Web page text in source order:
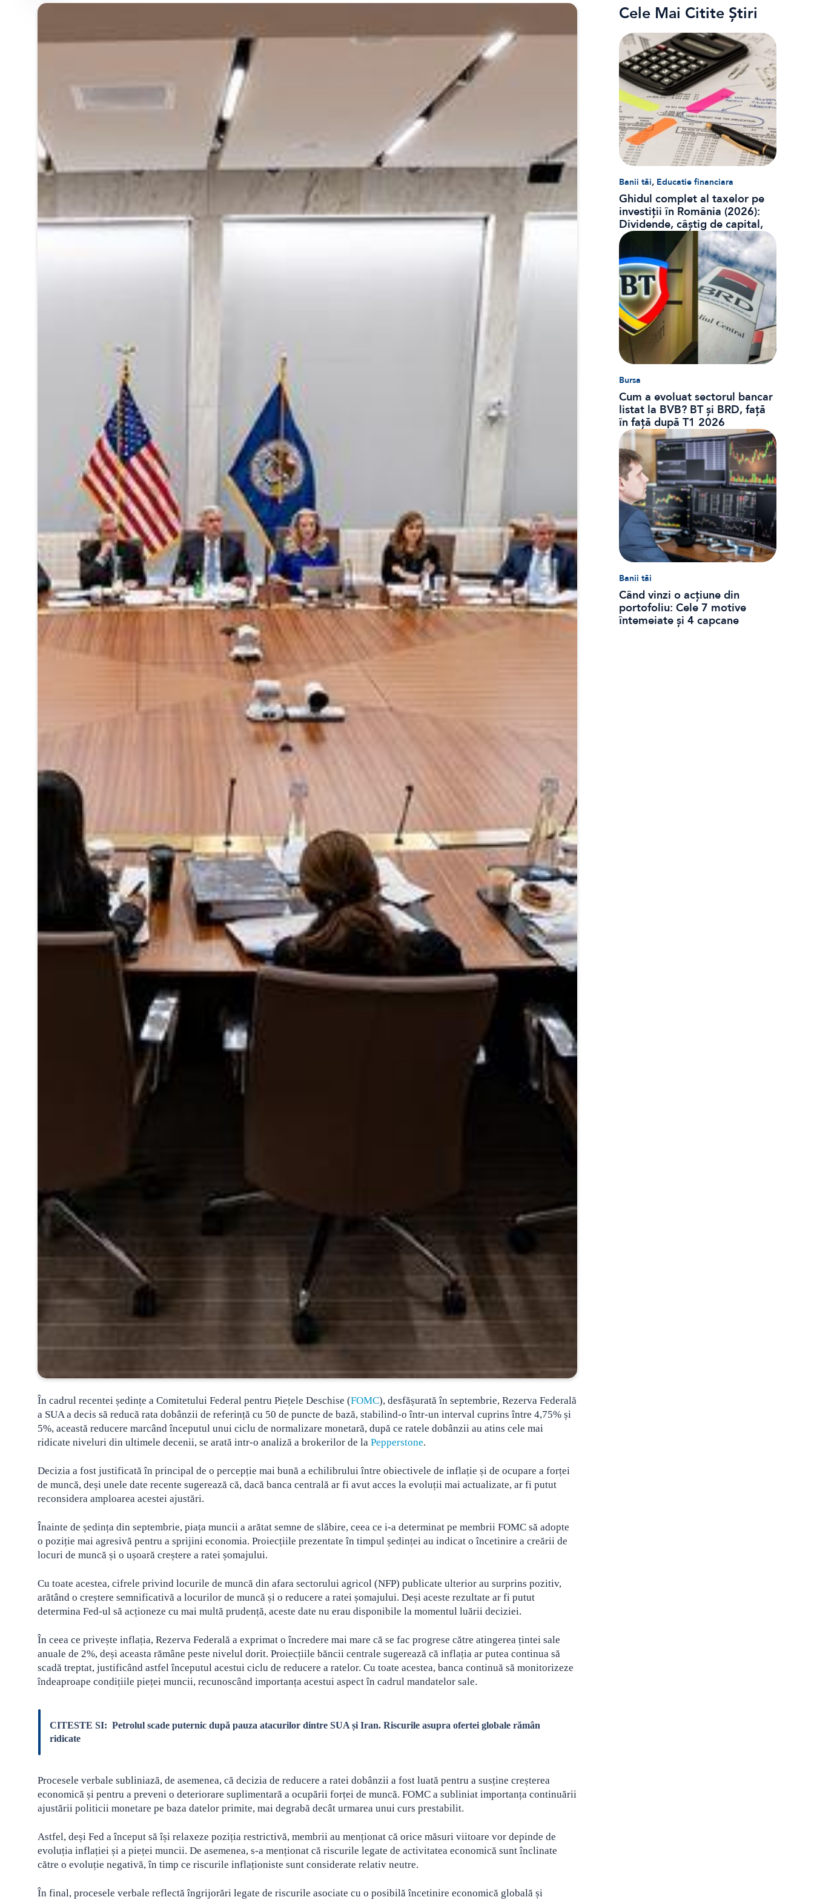
În cadrul recentei ședințe a Comitetului Federal pentru Piețele Deschise (FOMC), desfășurată în septembrie, Rezerva Federală
a SUA a decis să reducă rata dobânzii de referință cu 50 de puncte de bază, stabilind-o într-un interval cuprins între 4,75% și
5%, această reducere marcând începutul unui ciclu de normalizare monetară, după ce ratele dobânzii au atins cele mai
ridicate niveluri din ultimele decenii, se arată intr-o analiză a brokerilor de la Pepperstone.
Decizia a fost justificată în principal de o percepție mai bună a echilibrului între obiectivele de inflație și de ocupare a forței
de muncă, deși unele date recente sugerează că, dacă banca centrală ar fi avut acces la evoluții mai actualizate, ar fi putut
reconsidera amploarea acestei ajustări.
Înainte de ședința din septembrie, piața muncii a arătat semne de slăbire, ceea ce i-a determinat pe membrii FOMC să adopte
o poziție mai agresivă pentru a sprijini economia. Proiecțiile prezentate în timpul ședinței au indicat o încetinire a creării de
locuri de muncă și o ușoară creștere a ratei șomajului.
Cu toate acestea, cifrele privind locurile de muncă din afara sectorului agricol (NFP) publicate ulterior au surprins pozitiv,
arătând o creștere semnificativă a locurilor de muncă și o reducere a ratei șomajului. Deși aceste rezultate ar fi putut
determina Fed-ul să acționeze cu mai multă prudență, aceste date nu erau disponibile la momentul luării deciziei.
În ceea ce privește inflația, Rezerva Federală a exprimat o încredere mai mare că se fac progrese către atingerea țintei sale
anuale de 2%, deși aceasta rămâne peste nivelul dorit. Proiecțiile băncii centrale sugerează că inflația ar putea continua să
scadă treptat, justificând astfel începutul acestui ciclu de reducere a ratelor. Cu toate acestea, banca continuă să monitorizeze
îndeaproape condițiile pieței muncii, recunoscând importanța acestui aspect în cadrul mandatelor sale.
CITESTE SI: Petrolul scade puternic după pauza atacurilor dintre SUA și Iran. Riscurile asupra ofertei globale rămân
ridicate
Procesele verbale subliniază, de asemenea, că decizia de reducere a ratei dobânzii a fost luată pentru a susține creșterea
economică și pentru a preveni o deteriorare suplimentară a ocupării forței de muncă. FOMC a subliniat importanța continuării
ajustării politicii monetare pe baza datelor primite, mai degrabă decât urmarea unui curs prestabilit.
Astfel, deși Fed a început să își relaxeze poziția restrictivă, membrii au menționat că orice măsuri viitoare vor depinde de
evoluția inflației și a pieței muncii. De asemenea, s-a menționat că riscurile legate de activitatea economică sunt înclinate
către o evoluție negativă, în timp ce riscurile inflaționiste sunt considerate relativ neutre.
În final, procesele verbale reflectă îngrijorări legate de riscurile asociate cu o posibilă încetinire economică globală și
Cele Mai Citite Știri
Banii tăi, Educatie financiara
Ghidul complet al taxelor pe
investiții în România (2026):
Dividende, câștig de capital,
dobânzi și CASS
Bursa
Cum a evoluat sectorul bancar
listat la BVB? BT și BRD, față
în față după T1 2026
Banii tăi
Când vinzi o acțiune din
portofoliu: Cele 7 motive
întemeiate și 4 capcane